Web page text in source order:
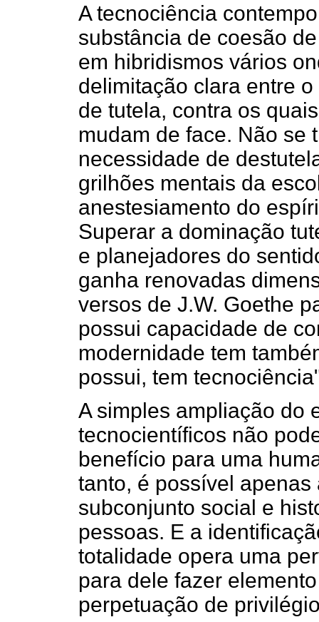
A tecnociência
substância de coesão
em hibridismos vários
delimitação clara entre
de tutela, contra os
mudam de face. Não se
necessidade de
grilhões mentais da
anestesiamento do
Superar a dominação
e planejadores do
ganha renovadas
versos de J.W. Goethe
possui capacidade de
modernidade tem
possui, tem
A simples ampliação do
tecnocientíficos não
benefício para uma
tanto, é possível
subconjunto social e
pessoas. E a
totalidade opera uma
para dele fazer
perpetuação de